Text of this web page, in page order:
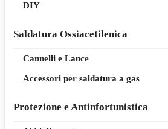
DIY
Saldatura Ossiacetilenica
Cannelli e Lance
Accessori per saldatura a gas
Protezione e Antinfortunistica